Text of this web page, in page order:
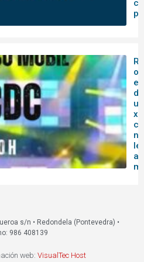
a
s/n • Redondela (Pontevedra) •
986 408139
web: VisualTec Host